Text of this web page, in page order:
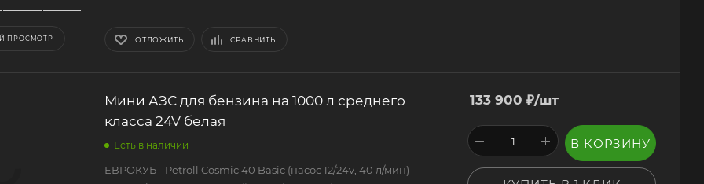
ПРОСМОТР ОТЛОЖИТЬ СРАВНИТЬ
Мини АЗС для бензина на 1000 л среднего
класса 24V белая
Есть в наличии
ЕВРОКУБ - Petroll Cosmic 40 Basic (насос 12/24v, 40 л/мин)
133 900 ₽/шт
В КОРЗИНУ